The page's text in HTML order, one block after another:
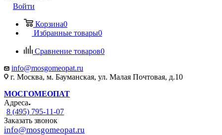
Войти
Корзина0
Избранные товары0
Сравнение товаров0
info@mosgomeopat.ru
г. Москва, м. Бауманская, ул. Малая Почтовая, д.10
МОСГОМЕОПАТ
Адреса
8 (495) 795-11-07
Заказать звонок
info@mosgomeopat.ru